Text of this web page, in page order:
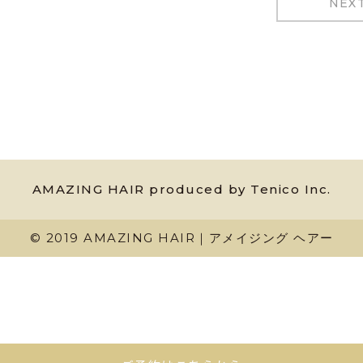
AMAZING HAIR produced by Tenico Inc.
© 2019 AMAZING HAIR｜アメイジング ヘアー